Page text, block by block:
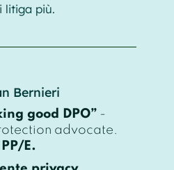
litiga più.
Bernieri
good DPO”-
advocate.
E.